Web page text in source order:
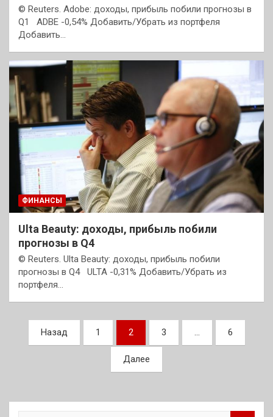
© Reuters. Adobe: доходы, прибыль побили прогнозы в
Q1 ADBE -0,54% Добавить/Убрать из портфеля
Добавить…
ФИНАНСЫ
Ulta Beauty: доходы, прибыль побили
прогнозы в Q4
© Reuters. Ulta Beauty: доходы, прибыль побили
прогнозы в Q4 ULTA -0,31% Добавить/Убрать из
портфеля…
Пагинация
записей
Назад 1 2 3 … 6
Далее